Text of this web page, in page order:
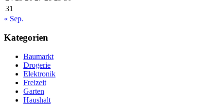
31
« Sep.
Kategorien
Baumarkt
Drogerie
Elektronik
Freizeit
Garten
Haushalt